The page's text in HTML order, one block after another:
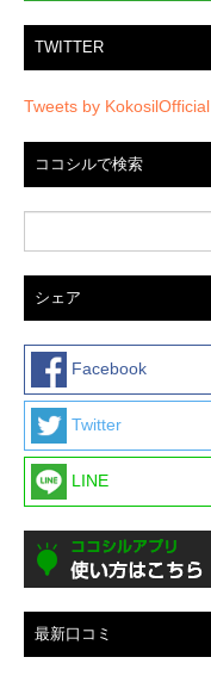
TWITTER
Tweets by KokosilOfficial
ココシルで検索
シェア
Facebook
Twitter
LINE
最新口コミ